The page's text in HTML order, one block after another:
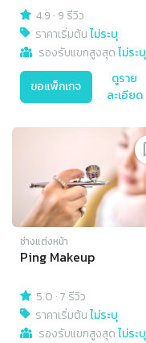
4.9 · 9 รีวิว
ราคาเริ่มต้นไม่ระบุ
รองรับแขกสูงสุดไม่ระบุ
ขอแพ็กเกจ
ดูราย
ละเอียด
ช่างแต่งหน้า
Ping Makeup
5.0 ·7 รีวิว
ราคาเริ่มต้นไม่ระบุ
รองรับแขกสูงสุดไม่ระบุ